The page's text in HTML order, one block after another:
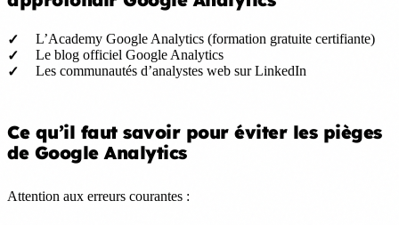
L’Academy Google Analytics (formation gratuite certifiante)
Le blog officiel Google Analytics
Les communautés d’analystes web sur LinkedIn
Ce qu’il faut savoir pour éviter les pièges
de Google Analytics
Attention aux erreurs courantes :